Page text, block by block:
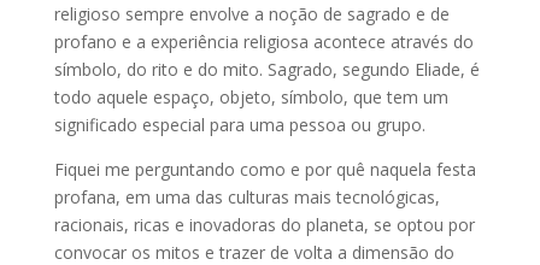
religioso sempre envolve a noção de sagrado e de
profano e a experiência religiosa acontece através do
símbolo, do rito e do mito. Sagrado, segundo Eliade, é
todo aquele espaço, objeto, símbolo, que tem um
significado especial para uma pessoa ou grupo.
Fiquei me perguntando como e por quê naquela festa
profana, em uma das culturas mais tecnológicas,
racionais, ricas e inovadoras do planeta, se optou por
convocar os mitos e trazer de volta a dimensão do